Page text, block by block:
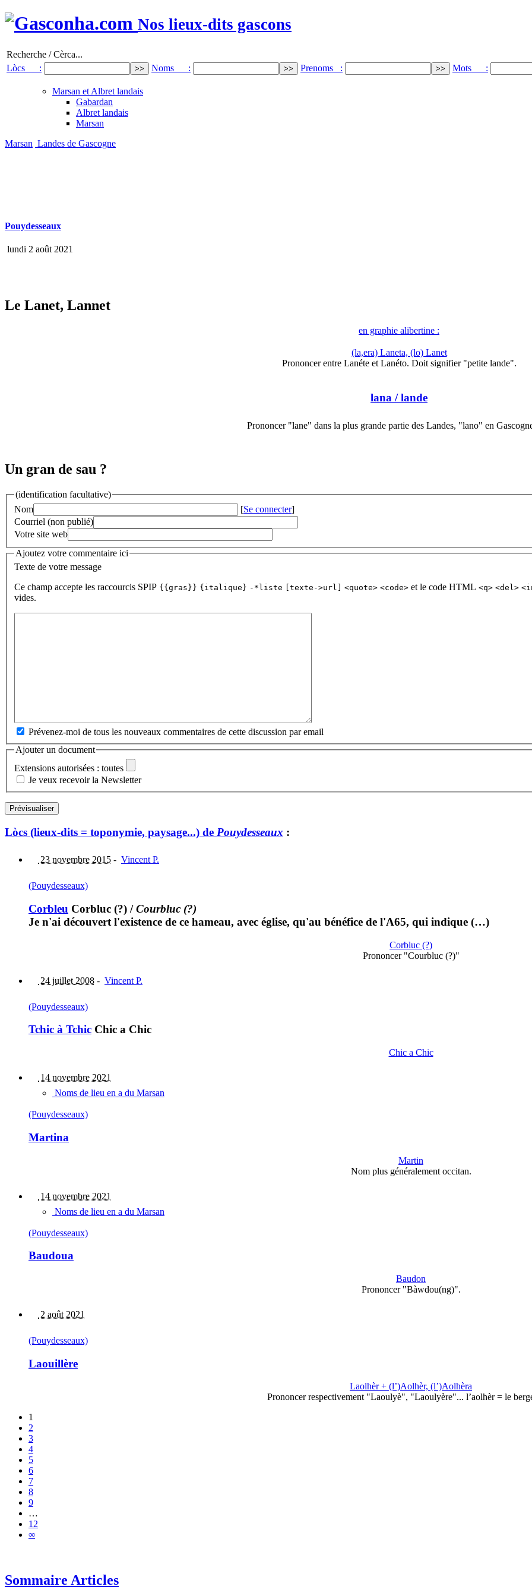
Nos lieux-dits gascons
Recherche / Cèrca...
Lòcs :
Noms : Prenoms : Mots :
Marsan et Albret landais
Gabardan
Albret landais
Marsan
Marsan Landes de Gascogne
Pouydesseaux
lundi 2 août 2021
Le Lanet, Lannet
en graphie alibertine :
(la,era) Laneta, (lo) Lanet
Prononcer entre Lanéte et Lanéto. Doit signifier "petite lande".
lana / lande
Prononcer "lane" dans la plus grande partie des Landes, "lano" en
Un gran de sau ?
(identification facultative)
Nom
[Se connecter]
Courriel (non publié)
Votre site web
Ajoutez votre commentaire ici
Texte de votre message
Ce champ accepte les raccourcis SPIP {{gras}} {italique} -*liste [texte->url] <quote> <code> et le code HTML <q> <del>
vides.
Prévenez-moi de tous les nouveaux commentaires de cette discussion par email
Ajouter un document
Extensions autorisées : toutes
Je veux recevoir la Newsletter
Lòcs (lieux-dits = toponymie, paysage...) de Pouydesseaux :
23 novembre 2015 - Vincent P.
(Pouydesseaux)
Corbleu Corbluc (?) /Courbluc (?)
Je n'ai découvert l'existence de ce hameau, avec église, qu'au bénéfice de l'A65, qui indique (…)
Corbluc (?)
Prononcer "Courbluc (?)"
24 juillet 2008 - Vincent P.
(Pouydesseaux)
Tchic à Tchic Chic a Chic
Chic a Chic
14 novembre 2021
Noms de lieu en a du Marsan
(Pouydesseaux)
Martina
Martin
Nom plus généralement occitan.
14 novembre 2021
Noms de lieu en a du Marsan
(Pouydesseaux)
Baudoua
Baudon
Prononcer "Bàwdou(ng)".
2 août 2021
(Pouydesseaux)
Laouillère
Laolhèr + (l’)Aolhèr, (l’)Aolhèra
Prononcer respectivement "Laoulyè", "Laoulyère"... l’aolhèr = le
1
2
3
4
5
6
7
8
9
…
12
∞
Sommaire Articles